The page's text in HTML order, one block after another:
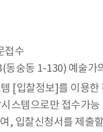
접수
동숭동 1-130) 예술가
[입찰정보]를 이용한
스템으로만 접수가능
, 입찰신청서를 제출